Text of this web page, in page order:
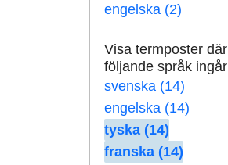
engelska (2)
Visa termposter där
följande språk ingår
svenska (14)
engelska (14)
tyska (14)
franska (14)